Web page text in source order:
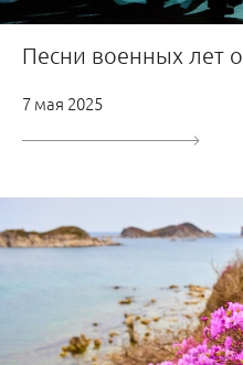
Песни военных лет
7 мая 2025